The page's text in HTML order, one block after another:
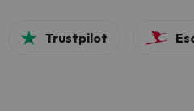
Trustpilot